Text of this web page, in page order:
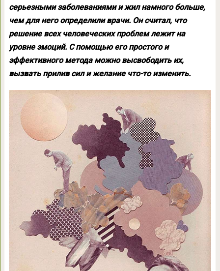
серьезными заболеваниями и жил намного больше,
чем для него определили врачи. Он считал, что
решение всех человеческих проблем лежит на
уровне эмоций. С помощью его простого и
эффективного метода можно высвободить их,
вызвать прилив сил и желание что-то изменить.